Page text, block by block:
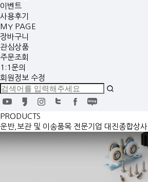
이벤트
사용후기
MY PAGE
장바구니
관심상품
주문조회
1:1문의
회원정보 수정
PRODUCTS
운반,보관 및 이송품목 전문기업 대진종합상사